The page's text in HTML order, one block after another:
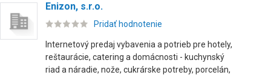
Enizon, s.r.o.
Pridať hodnotenie
Internetový predaj vybavenia a potrieb pre hotely,
reštaurácie, catering a domácnosti - kuchynský
riad a náradie, nože, cukrárske potreby, porcelán,